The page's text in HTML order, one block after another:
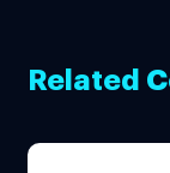
Related